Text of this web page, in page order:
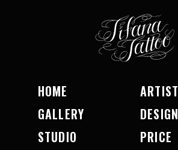
HOME
ARTIST
GALLERY
DESIGN
STUDIO
PRICE